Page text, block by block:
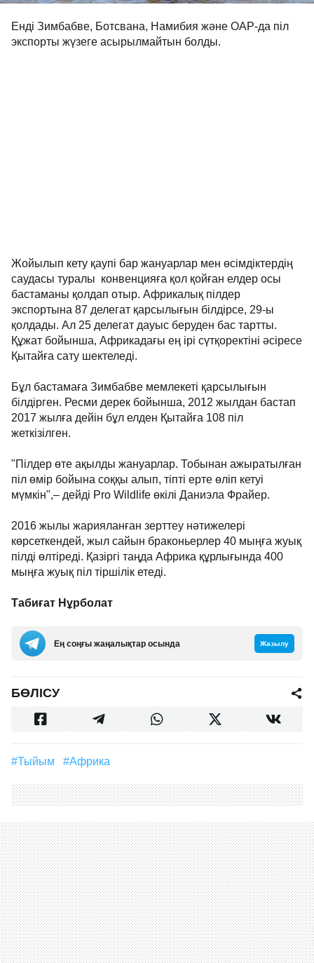
Енді Зимбабве, Ботсвана, Намибия және ОАР-да піл
экспорты жүзеге асырылмайтын болды.
Жойылып кету қаупі бар жануарлар мен өсімдіктердің
саудасы туралы конвенцияға қол қойған елдер осы
бастаманы қолдап отыр. Африкалық пілдер
экспортына 87 делегат қарсылығын білдірсе, 29-ы
қолдады. Ал 25 делегат дауыс беруден бас тартты.
Құжат бойынша, Африкадағы ең ірі сүтқоректіні әсіресе
Қытайға сату шектеледі.
Бұл бастамаға Зимбабве мемлекеті қарсылығын
білдірген. Ресми дерек бойынша, 2012 жылдан бастап
2017 жылға дейін бұл елден Қытайға 108 піл
жеткізілген.
"Пілдер өте ақылды жануарлар. Тобынан ажыратылған
піл өмір бойына соққы алып, тіпті ерте өліп кетуі
мүмкін",– дейді Pro Wildlife өкілі Даниэла Фрайер.
2016 жылы жарияланған зерттеу нәтижелері
көрсеткендей, жыл сайын браконьерлер 40 мыңға жуық
пілді өлтіреді. Қазіргі таңда Африка құрлығында 400
мыңға жуық піл тіршілік етеді.
Табиғат Нұрболат
Ең соңғы жаңалықтар осында Жазылу
БӨЛІСУ
#тыйым #Африка